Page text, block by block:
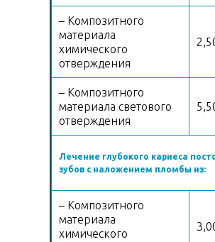
– Композитного
материала
химического
отверждения
– Композитного
материала светового
отверждения
Лечение глубокого кариеса
зубов с наложением пломбы из:
– Композитного
материала
химического